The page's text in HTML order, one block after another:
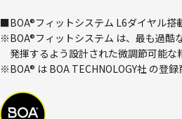
■BOA®フィットシステム L6ダイヤル搭
※BOA®フィットシステム は、最も過酷
発揮するよう設計された微調節可能な
※BOA® は BOA TECHNOLOGY社 の登録